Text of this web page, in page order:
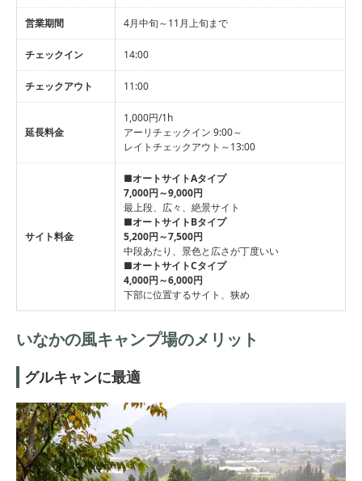
営業期間 4月中旬～11月上旬まで
チェックイン 14:00
チェックアウト 11:00
延長料金
1,000円/1h
アーリチェックイン 9:00～
レイトチェックアウト～13:00
サイト料金
■オートサイトAタイプ
7,000円～9,000円
最上段、広々、絶景サイト
■オートサイトBタイプ
5,200円～7,500円
中段あたり、景色と広さが丁度いい
■オートサイトCタイプ
4,000円～6,000円
下部に位置するサイト、狭め
いなかの風キャンプ場のメリット
グルキャンに最適